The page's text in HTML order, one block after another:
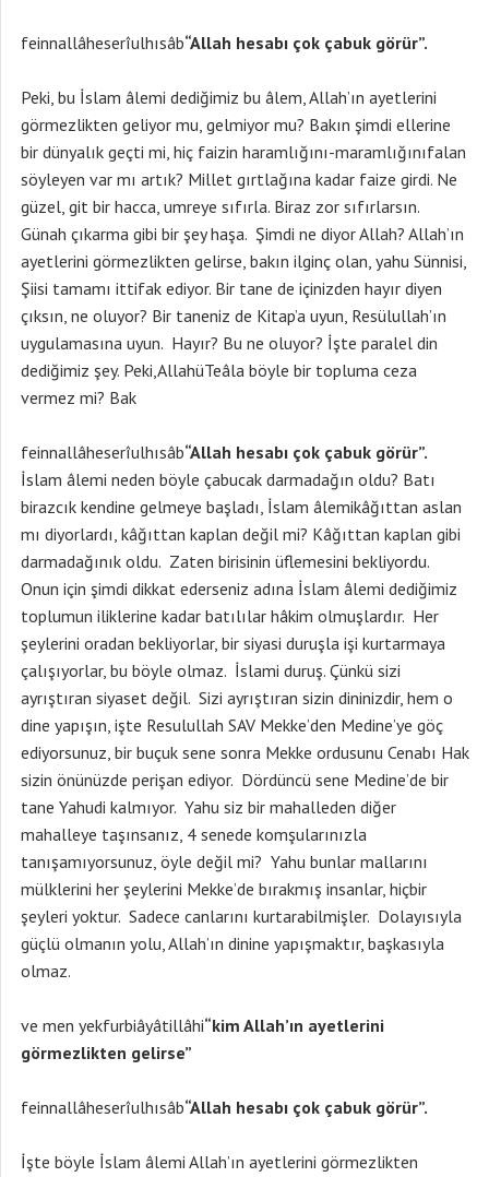
feinnallâheserîulhısâb“Allah hesabı çok çabuk görür”.
Peki, bu İslam âlemi dediğimiz bu âlem, Allah’ın ayetlerini
görmezlikten geliyor mu, gelmiyor mu? Bakın şimdi ellerine
bir dünyalık geçti mi, hiç faizin haramlığını-maramlığınıfalan
söyleyen var mı artık? Millet gırtlağına kadar faize girdi. Ne
güzel, git bir hacca, umreye sıfırla. Biraz zor sıfırlarsın.
Günah çıkarma gibi bir şey haşa. Şimdi ne diyor Allah? Allah’ın
ayetlerini görmezlikten gelirse, bakın ilginç olan, yahu Sünnisi,
Şiisi tamamı ittifak ediyor. Bir tane de içinizden hayır diyen
çıksın, ne oluyor? Bir taneniz de Kitap’a uyun, Resülullah’ın
uygulamasına uyun. Hayır? Bu ne oluyor? İşte paralel din
dediğimiz şey. Peki,AllahüTeâla böyle bir topluma ceza
vermez mi? Bak
feinnallâheserîulhısâb“Allah hesabı çok çabuk görür”.
İslam âlemi neden böyle çabucak darmadağın oldu? Batı
birazcık kendine gelmeye başladı, İslam âlemikâğıttan aslan
mı diyorlardı, kâğıttan kaplan değil mi? Kâğıttan kaplan gibi
darmadağınık oldu. Zaten birisinin üflemesini bekliyordu.
Onun için şimdi dikkat ederseniz adına İslam âlemi dediğimiz
toplumun iliklerine kadar batılılar hâkim olmuşlardır. Her
şeylerini oradan bekliyorlar, bir siyasi duruşla işi kurtarmaya
çalışıyorlar, bu böyle olmaz. İslami duruş. Çünkü sizi
ayrıştıran siyaset değil. Sizi ayrıştıran sizin dininizdir, hem o
dine yapışın, işte Resulullah SAV Mekke’den Medine’ye göç
ediyorsunuz, bir buçuk sene sonra Mekke ordusunu Cenabı Hak
sizin önünüzde perişan ediyor. Dördüncü sene Medine’de bir
tane Yahudi kalmıyor. Yahu siz bir mahalleden diğer
mahalleye taşınsanız, 4 senede komşularınızla
tanışamıyorsunuz, öyle değil mi? Yahu bunlar mallarını
mülklerini her şeylerini Mekke’de bırakmış insanlar, hiçbir
şeyleri yoktur. Sadece canlarını kurtarabilmişler. Dolayısıyla
güçlü olmanın yolu, Allah’ın dinine yapışmaktır, başkasıyla
olmaz.
ve men yekfurbiâyâtillâhi“kim Allah’ın ayetlerini
görmezlikten gelirse”
feinnallâheserîulhısâb“Allah hesabı çok çabuk görür”.
İşte böyle İslam âlemi Allah’ın ayetlerini görmezlikten